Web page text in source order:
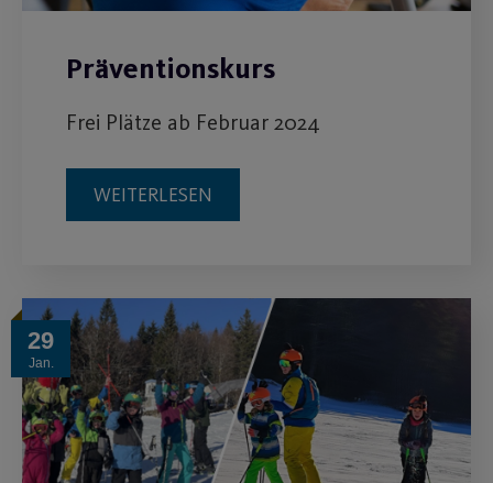
Präventionskurs
Frei Plätze ab Februar 2024
WEITERLESEN
29
Jan.